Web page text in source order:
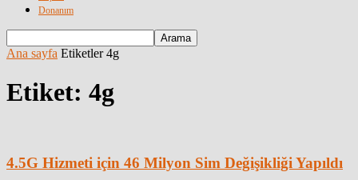
Donanım
Ana sayfa Etiketler 4g
Etiket: 4g
4.5G Hizmeti için 46 Milyon Sim Değişikliği Yapıldı